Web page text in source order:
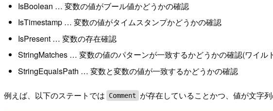
IsBoolean … 変数の値がブール値かどうかの確認
IsTimestamp … 変数の値がタイムスタンプかどうかの確認
IsPresent … 変数の存在確認
StringMatches … 変数の値のパターンが一致するかどうかの確認(ワイル
StringEqualsPath … 変数と変数の値が一致するかどうかの確認
例えば、以下のステートでは Comment が存在していることかつ、値が文字